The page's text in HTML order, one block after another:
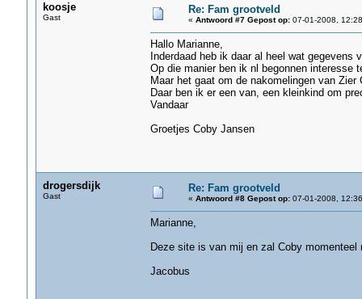
koosje
Gast
Re: Fam grootveld
« Antwoord #7 Gepost op:07-01-2008,
Hallo Marianne,
Inderdaad heb ik daar al heel wat gegevens
Op die manier ben ik nl begonnen interesse
Maar het gaat om de nakomelingen van Zier
Daar ben ik er een van, een kleinkind om
Vandaar
Groetjes Coby Jansen
drogersdijk
Gast
Re: Fam grootveld
« Antwoord #8 Gepost op:07-01-2008,
Marianne,
Deze site is van mij en zal Coby momenteel
Jacobus